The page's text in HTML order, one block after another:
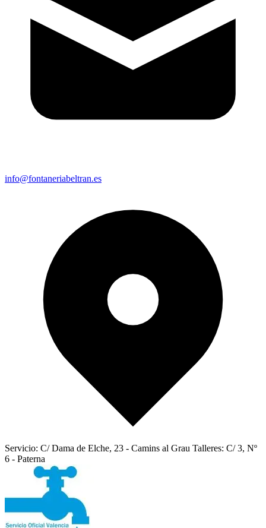
info@fontaneriabeltran.es
Servicio: C/ Dama de Elche, 23 - Camins al Grau Talleres: C/ 3, Nº
6 - Paterna